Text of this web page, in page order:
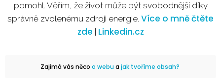
pomohl. Věřím, že život může být svobodnější díky
správně zvolenému zdroji energie. Více o mně čtěte
zde Linkedin.cz
Zajímá vás něco o webuajak tvoříme obsah?